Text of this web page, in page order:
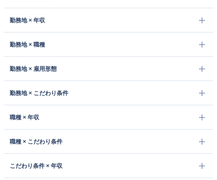
勤務地 × 年収
勤務地 × 職種
勤務地 × 雇用形態
勤務地 × こだわり条件
職種 × 年収
職種 × こだわり条件
こだわり条件 × 年収